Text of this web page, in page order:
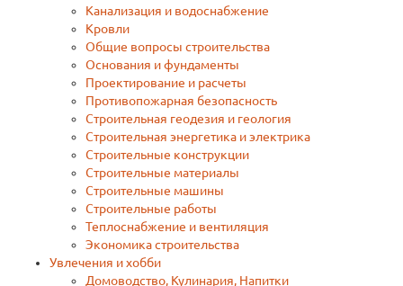
Канализация и водоснабжение
Кровли
Общие вопросы строительства
Основания и фундаменты
Проектирование и расчеты
Противопожарная безопасность
Строительная геодезия и геология
Строительная энергетика и электрика
Строительные конструкции
Строительные материалы
Строительные машины
Строительные работы
Теплоснабжение и вентиляция
Экономика строительства
Увлечения и хобби
Домоводство, Кулинария, Напитки